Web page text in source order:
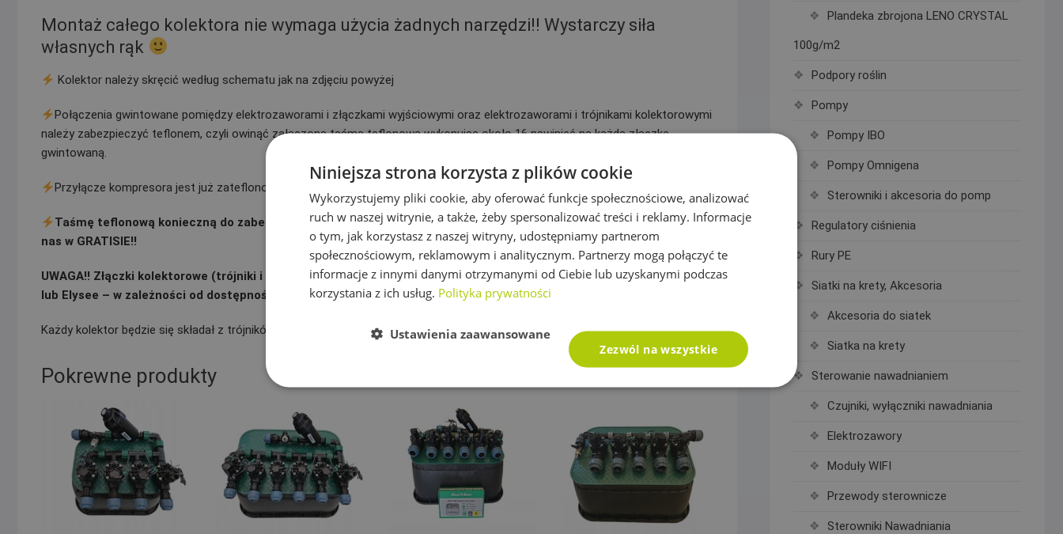
Montaż całego kolektora nie wymaga użycia żadnych narzędzi!! Wystarczy siła
własnych rąk
Kolektor należy skręcić według schematu jak na zdjęciu powyżej
Połączenia gwintowane pomiędzy elektrozaworami i złączkami wyjściowymi oraz elektrozaworami i trójnikami kolektorowymi
należy zabezpieczyć teflonem, czyli owinąć załączoną taśmą teflonową wykonując około 16 nawinięć na każdą złączkę
gwintowaną.
Przyłącze kompresora jest już zateflonowane przez nas!! Wystarczy tylko dokręcić do reszty.
Taśmę teflonową konieczną do zabezpieczenia kolektora przed ewentualnymi wyciekami dostaniecie Państwo od
nas w GRATISIE!!
UWAGA!! Złączki kolektorowe (trójniki i kolana) zastosowane w kolektorach są zawsze tej samej firmy (Tavlit, Irritec
lub Elysee – w zależności od dostępności)
Każdy kolektor będzie się składał z trójników i kolan tej samej firmy!!
Pokrewne produkty
Plandeka zbrojona LENO CRYSTAL
100g/m2
Podpory roślin
Pompy
Pompy IBO
Pompy Omnigena
Sterowniki i akcesoria do pomp
Regulatory ciśnienia
Rury PE
Siatki na krety, Akcesoria
Akcesoria do siatek
Siatka na krety
Sterowanie nawadnianiem
Czujniki, wyłączniki nawadniania
Elektrozawory
Moduły WIFI
Przewody sterownicze
Sterowniki Nawadniania
Niniejsza strona korzysta z plików cookie
Wykorzystujemy pliki cookie, aby oferować funkcje społecznościowe, analizować
ruch w naszej witrynie, a także, żeby spersonalizować treści i reklamy. Informacje
o tym, jak korzystasz z naszej witryny, udostępniamy partnerom
społecznościowym, reklamowym i analitycznym. Partnerzy mogą połączyć te
informacje z innymi danymi otrzymanymi od Ciebie lub uzyskanymi podczas
korzystania z ich usług. Polityka prywatności
Zezwól na wszystkie
Ustawienia zaawansowane